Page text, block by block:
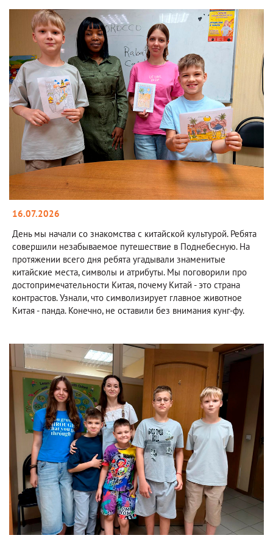
16.07.2026
День мы начали со знакомства с китайской культурой. Ребята
совершили незабываемое путешествие в Поднебесную. На
протяжении всего дня ребята угадывали знаменитые
китайские места, символы и атрибуты. Мы поговорили про
достопримечательности Китая, почему Китай - это страна
контрастов. Узнали, что символизирует главное животное
Китая - панда. Конечно, не оставили без внимания кунг-фу.